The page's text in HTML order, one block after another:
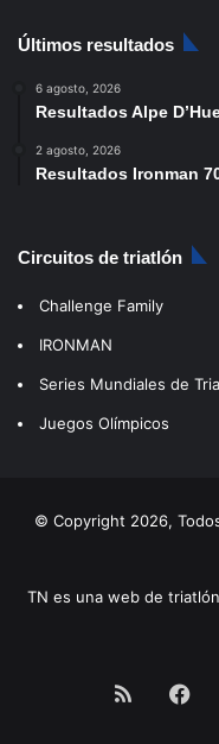
Últimos resultados
6 agosto, 2026
Resultados Alpe
2 agosto, 2026
Resultados Ironman
Circuitos de triatlón
Challenge Family
IRONMAN
Series Mundiales de
Juegos Olímpicos
© Copyright 2026,
TN es una web de
RSS